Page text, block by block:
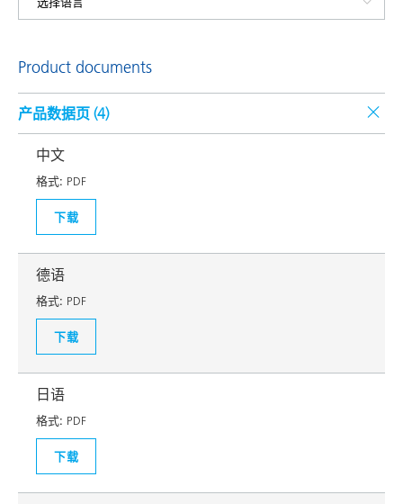
Product documents
产品数据页 (4)
中文
格式: PDF
下载
德语
格式: PDF
下载
日语
格式: PDF
下载